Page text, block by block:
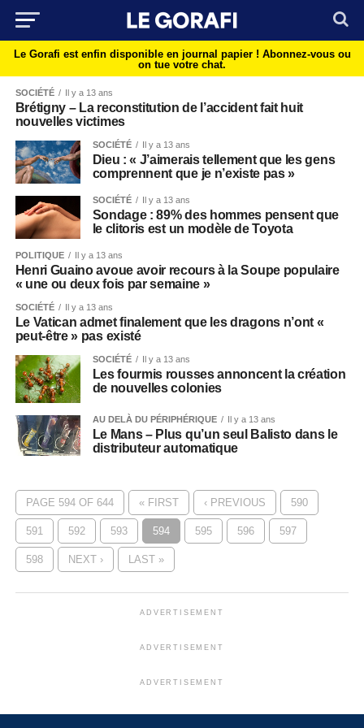
Le Gorafi est enfin disponible en journal papier ! Abonnez-vous ou
on tue votre chat.
SOCIÉTÉ Il y a 13 ans
Brétigny – La reconstitution de l’accident fait huit
nouvelles victimes
SOCIÉTÉ Il y a 13 ans
Dieu : « J’aimerais tellement que les gens
comprennent que je n’existe pas »
SOCIÉTÉ Il y a 13 ans
Sondage : 89% des hommes pensent que
le clitoris est un modèle de Toyota
POLITIQUE Il y a 13 ans
Henri Guaino avoue avoir recours à la Soupe populaire
« une ou deux fois par semaine »
SOCIÉTÉ Il y a 13 ans
Le Vatican admet finalement que les dragons n’ont «
peut-être » pas existé
SOCIÉTÉ Il y a 13 ans
Les fourmis rousses annoncent la création
de nouvelles colonies
AU DELÀ DU PÉRIPHÉRIQUE Il y a 13 ans
Le Mans – Plus qu’un seul Balisto dans le
distributeur automatique
PAGE 594 OF 644 « FIRST ‹ PREVIOUS 590
591 592 593 594 595 596 597
598 NEXT › LAST »
ADVERTISEMENT
ADVERTISEMENT
ADVERTISEMENT